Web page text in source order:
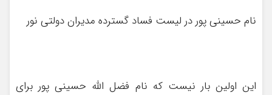
نام حسینی پور در لیست فساد گسترده مدیران دولتی نور
این اولین بار نیست که نام فضل الله حسینی پور برای